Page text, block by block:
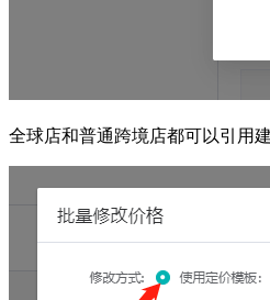
全球店和普通跨境店都可以引用建